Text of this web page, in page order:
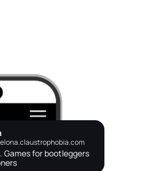
Games for bootleggers